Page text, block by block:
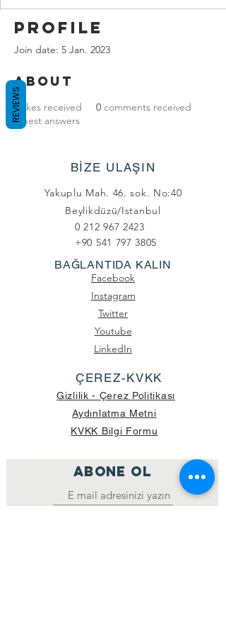
Profile
Join date: 5 Jan. 2023
About
0 likes received 0 comments received
0 best answers
BİZE ULAŞIN
Yakuplu Mah. 46. sok. No:40
Beylikdüzü/Istanbul
0 212 967 2423
+90 541 797 3805
BAĞLANTIDA KALIN
Facebook
Instagram
Twitter
Youtube
LinkedIn
ÇEREZ-KVKK
Gizlilik - Çerez Politikası
Aydınlatma Metni
KVKK Bilgi Formu
ABONE OL
REVIEWS